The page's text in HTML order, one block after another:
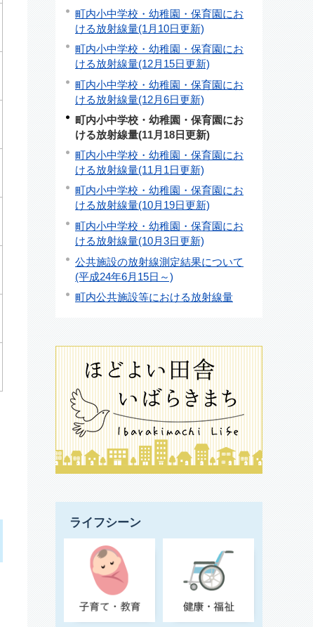
町内小中学校・幼稚園・保育園にお
ける放射線量(1月10日更新)
町内小中学校・幼稚園・保育園にお
ける放射線量(12月15日更新)
町内小中学校・幼稚園・保育園にお
ける放射線量(12月6日更新)
町内小中学校・幼稚園・保育園にお
ける放射線量(11月18日更新)
町内小中学校・幼稚園・保育園にお
ける放射線量(11月1日更新)
町内小中学校・幼稚園・保育園にお
ける放射線量(10月19日更新)
町内小中学校・幼稚園・保育園にお
ける放射線量(10月3日更新)
公共施設の放射線測定結果について
(平成24年6月15日～)
町内公共施設等における放射線量
ライフシーン